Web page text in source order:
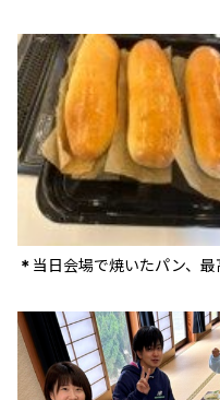
＊ 当日会場で焼いたパン、最